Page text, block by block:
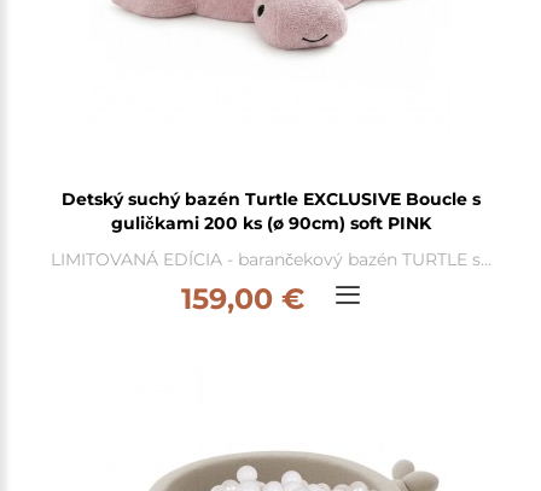
Detský suchý bazén Turtle EXCLUSIVE Boucle s
guličkami 200 ks (ø 90cm) soft PINK
LIMITOVANÁ EDÍCIA - barančekový bazén TURTLE s...
159,00 €